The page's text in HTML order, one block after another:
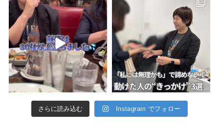
さらに読み込む Instagram でフォロー